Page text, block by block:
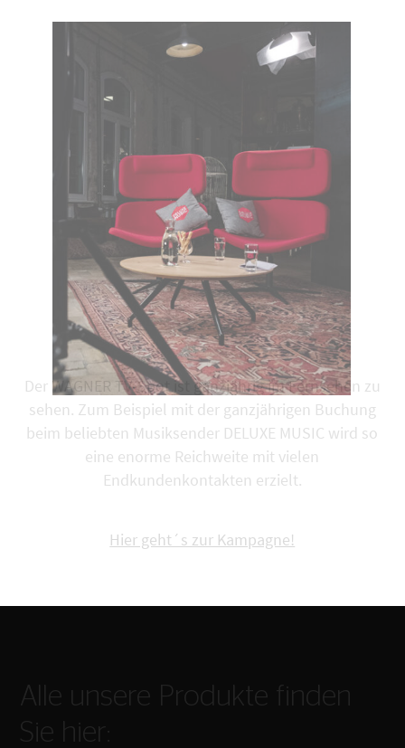
Der WAGNER TV-Spot ist ganzjährig im Fernsehen zu
sehen. Zum Beispiel mit der ganzjährigen Buchung
beim beliebten Musiksender DELUXE MUSIC wird so
eine enorme Reichweite mit vielen
Endkundenkontakten erzielt.
Hier geht´s zur Kampagne!
Alle unsere Produkte finden
Sie hier: